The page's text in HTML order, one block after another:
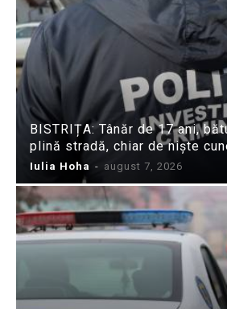
BISTRIȚA: Tânăr de 17 ani,
plină stradă, chiar de niște
Iulia Hoha - august 7, 2026